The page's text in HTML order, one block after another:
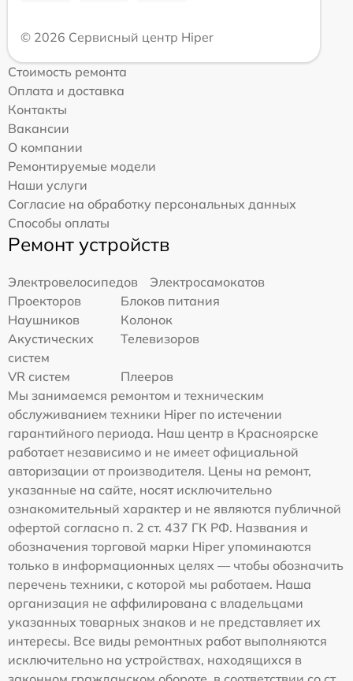
© 2026 Сервисный центр Hiper
Стоимость ремонта
Оплата и доставка
Контакты
Вакансии
О компании
Ремонтируемые модели
Наши услуги
Согласие на обработку персональных данных
Способы оплаты
Ремонт устройств
Электровелосипедов
Электросамокатов
Проекторов
Блоков питания
Наушников
Колонок
Акустических
систем
Телевизоров
VR систем
Плееров
Мы занимаемся ремонтом и техническим
обслуживанием техники Hiper по истечении
гарантийного периода. Наш центр в Красноярске
работает независимо и не имеет официальной
авторизации от производителя. Цены на ремонт,
указанные на сайте, носят исключительно
ознакомительный характер и не являются публичной
офертой согласно п. 2 ст. 437 ГК РФ. Названия и
обозначения торговой марки Hiper упоминаются
только в информационных целях — чтобы обозначить
перечень техники, с которой мы работаем. Наша
организация не аффилирована с владельцами
указанных товарных знаков и не представляет их
интересы. Все виды ремонтных работ выполняются
исключительно на устройствах, находящихся в